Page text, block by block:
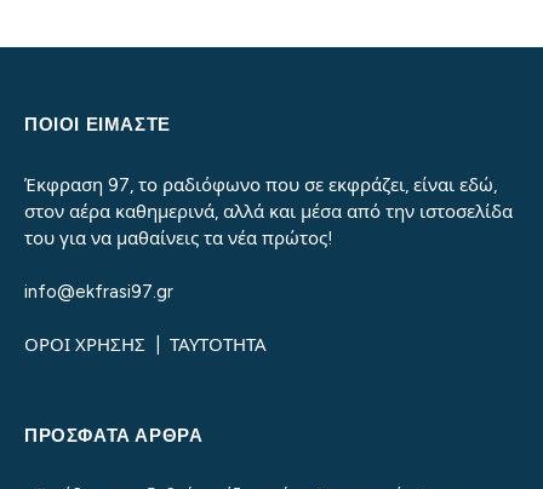
ΠΟΙΟΙ ΕΙΜΑΣΤΕ
Έκφραση 97, το ραδιόφωνο που σε εκφράζει, είναι εδώ,
στον αέρα καθημερινά, αλλά και μέσα από την ιστοσελίδα
του για να μαθαίνεις τα νέα πρώτος!
info@ekfrasi97.gr
ΟΡΟΙ ΧΡΗΣΗΣ ΤΑΥΤΟΤΗΤΑ
ΠΡΌΣΦΑΤΑ ΆΡΘΡΑ